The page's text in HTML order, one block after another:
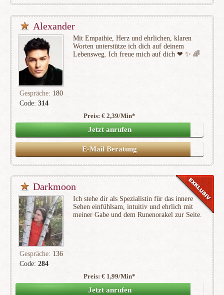
Alexander
Code: 314
Mit Empathie, Herz und ehrlichen, klaren
Worten unterstütze ich dich auf deinem
Lebensweg. Ich freue mich auf dich ❤ ️✨ 🌈
Gespräche: 180
(17)
Preis: € 2,39/Min*
Jetzt anrufen
E-Mail Beratung
Darkmoon
Code: 284
Ich stehe dir als Spezialistin für das innere
Sehen einfühlsam, intuitiv und ehrlich mit
meiner Gabe und dem Runenorakel zur Seite.
Gespräche: 136
(28)
Preis: € 1,99/Min*
Jetzt anrufen